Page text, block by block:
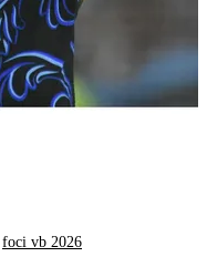
foci vb 2026